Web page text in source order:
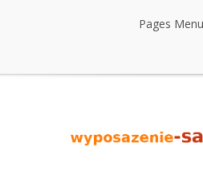
Pages Menu